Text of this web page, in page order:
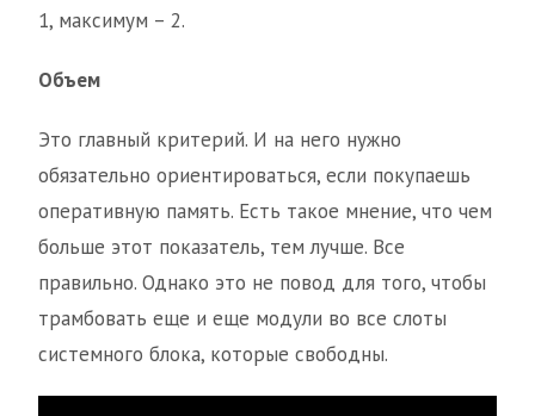
1, максимум – 2.
Объем
Это главный критерий. И на него нужно
обязательно ориентироваться, если покупаешь
оперативную память. Есть такое мнение, что чем
больше этот показатель, тем лучше. Все
правильно. Однако это не повод для того, чтобы
трамбовать еще и еще модули во все слоты
системного блока, которые свободны.